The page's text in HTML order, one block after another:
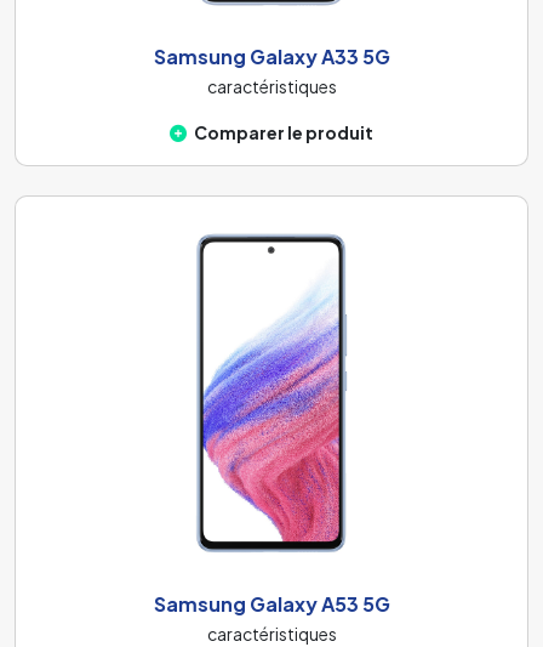
Samsung Galaxy A33 5G
caractéristiques
Comparer le produit
Samsung Galaxy A53 5G
caractéristiques